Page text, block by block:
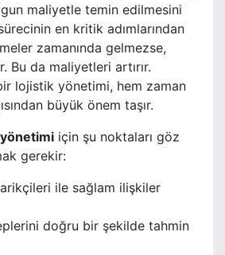
maliyetle temin edilmesini
en kritik adımlarından
zamanında gelmezse,
Bu da maliyetleri artırır.
lojistik yönetimi, hem zaman
büyük önem taşır.
için şu noktaları göz
gerekir:
ile sağlam ilişkiler
doğru bir şekilde tahmin